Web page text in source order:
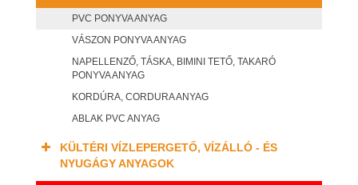
PVC PONYVA ANYAG
VÁSZON PONYVA ANYAG
NAPELLENZŐ, TÁSKA, BIMINI TETŐ, TAKARÓ
PONYVA ANYAG
KORDÚRA, CORDURA ANYAG
ABLAK PVC ANYAG
KÜLTÉRI VÍZLEPERGETŐ, VÍZÁLLÓ - ÉS
NYUGÁGY ANYAGOK